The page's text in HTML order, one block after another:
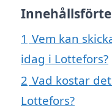
1 Vem kan
idag i Lottefors?
2 Vad kostar
Lottefors?